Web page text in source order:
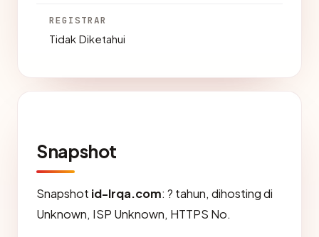
REGISTRAR
Tidak Diketahui
Snapshot
Snapshot id-lrqa.com: ? tahun, dihosting di
Unknown, ISP Unknown, HTTPS No.